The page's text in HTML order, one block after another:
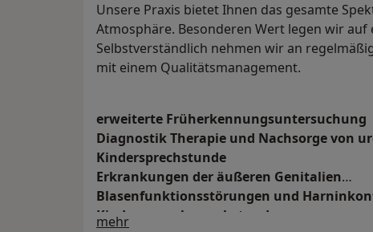
Unsere Praxis bietet Ihnen das gesamte
Atmosphäre. Besonderen Wert legen wir
Selbstverständlich nehmen wir an
mit einem Qualitätsmanagement.
erweiterte Früherkennungsuntersuchung
Diagnostik Therapie und Nachsorge von
Kindersprechstunde
Erkrankungen der äußeren Genitalien
Blasenfunktionsstörungen und
Kinderwunschsprechstunde
mehrÜber mich